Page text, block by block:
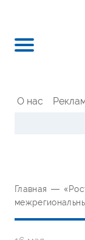
О нас
Главная —